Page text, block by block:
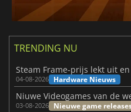
TRENDING NU
04-08-2026 Hardware Nieuws
03-08-2026 Nieuwe game